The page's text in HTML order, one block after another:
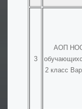
3
АОП
2 класс